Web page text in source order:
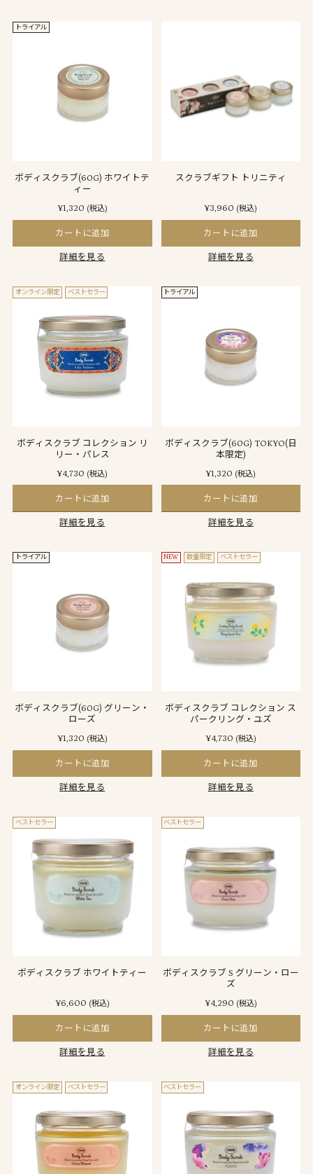
トライアル
ボディスクラブ(60G) ホワイトテ
ィー
¥1,320 (税込)
カートに追加
詳細を見る
スクラブギフト トリニティ
¥3,960 (税込)
カートに追加
詳細を見る
オンライン限定 ベストセラー
ボディスクラブ コレクション リ
リー・パレス
¥4,730 (税込)
カートに追加
詳細を見る
トライアル
ボディスクラブ(60G) TOKYO(日
本限定)
¥1,320 (税込)
カートに追加
詳細を見る
トライアル
ボディスクラブ(60G) グリーン・
ローズ
¥1,320 (税込)
カートに追加
詳細を見る
NEW 数量限定 ベストセラー
ボディスクラブ コレクション ス
パークリング・ユズ
¥4,730 (税込)
カートに追加
詳細を見る
ベストセラー
ボディスクラブ ホワイトティー
¥6,600 (税込)
カートに追加
詳細を見る
ベストセラー
ボディスクラブ S グリーン・ロー
ズ
¥4,290 (税込)
カートに追加
詳細を見る
オンライン限定 ベストセラー ベストセラー